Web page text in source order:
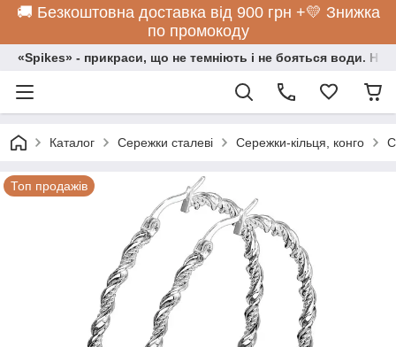
🚚 Безкоштовна доставка від 900 грн +💛 Знижка
по промокоду
«Spikes» - прикраси, що не темніють і не бояться води.
Каталог Сережки сталеві Сережки-кільця, конго
Топ продажів